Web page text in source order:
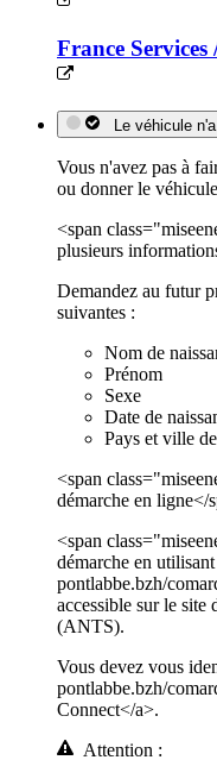
France
Le véhicule
Vous n'avez pas à
ou donner le
<span
plusieurs
Demandez au futur
suivantes :
Nom de
Prénom
Sexe
Date de
Pays et ville
<span
démarche en ligne</
<span
démarche en
pontlabbe.bzh/
accessible sur le site
(ANTS).
Vous devez vous
pontlabbe.bzh/
Connect</a>.
Attention :